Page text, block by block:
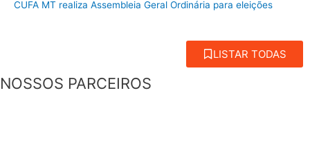
CUFA MT realiza Assembleia Geral Ordinária para eleições
LISTAR TODAS
NOSSOS PARCEIROS